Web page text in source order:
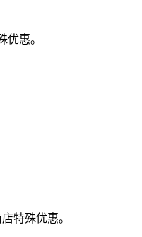
惠。
特殊优惠。